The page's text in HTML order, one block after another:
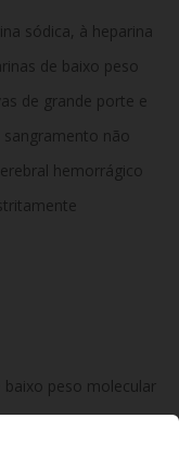
sódica, à heparina
de baixo peso
de grande porte e
não
hemorrágico
baixo peso molecular
Xa e menor